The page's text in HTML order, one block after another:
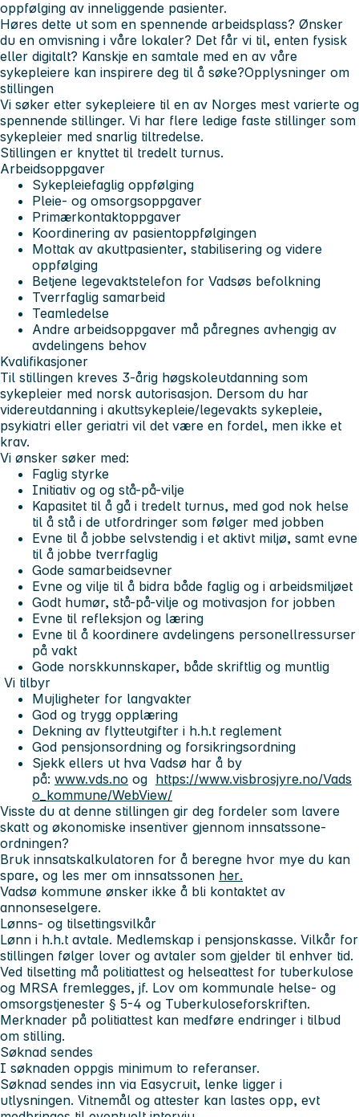
oppfølging av inneliggende pasienter.
Høres dette ut som en spennende arbeidsplass? Ønsker
du en omvisning i våre lokaler? Det får vi til, enten fysisk
eller digitalt? Kanskje en samtale med en av våre
sykepleiere kan inspirere deg til å søke?Opplysninger om
stillingen
Vi søker etter sykepleiere til en av Norges mest varierte og
spennende stillinger. Vi har flere ledige faste stillinger som
sykepleier med snarlig tiltredelse.
Stillingen er knyttet til tredelt turnus.
Arbeidsoppgaver
Sykepleiefaglig oppfølging
Pleie- og omsorgsoppgaver
Primærkontaktoppgaver
Koordinering av pasientoppfølgingen
Mottak av akuttpasienter, stabilisering og videre
oppfølging
Betjene legevaktstelefon for Vadsøs befolkning
Tverrfaglig samarbeid
Teamledelse
Andre arbeidsoppgaver må påregnes avhengig av
avdelingens behov
Kvalifikasjoner
Til stillingen kreves 3-årig høgskoleutdanning som
sykepleier med norsk autorisasjon. Dersom du har
videreutdanning i akuttsykepleie/legevakts sykepleie,
psykiatri eller geriatri vil det være en fordel, men ikke et
krav.
Vi ønsker søker med:
Faglig styrke
Initiativ og og stå-på-vilje
Kapasitet til å gå i tredelt turnus, med god nok helse
til å stå i de utfordringer som følger med jobben
Evne til å jobbe selvstendig i et aktivt miljø, samt evne
til å jobbe tverrfaglig
Gode samarbeidsevner
Evne og vilje til å bidra både faglig og i arbeidsmiljøet
Godt humør, stå-på-vilje og motivasjon for jobben
Evne til refleksjon og læring
Evne til å koordinere avdelingens personellressurser
på vakt
Gode norskkunnskaper, både skriftlig og muntlig
Vi tilbyr
Mujligheter for langvakter
God og trygg opplæring
Dekning av flytteutgifter i h.h.t reglement
God pensjonsordning og forsikringsordning
Sjekk ellers ut hva Vadsø har å by
på: www.vds.no og https://www.visbrosjyre.no/Vads
o_kommune/WebView/
Visste du at denne stillingen gir deg fordeler som lavere
skatt og økonomiske insentiver gjennom innsatssone-
ordningen?
Bruk innsatskalkulatoren for å beregne hvor mye du kan
spare, og les mer om innsatssonen her.
Vadsø kommune ønsker ikke å bli kontaktet av
annonseselgere.
Lønns- og tilsettingsvilkår
Lønn i h.h.t avtale. Medlemskap i pensjonskasse. Vilkår for
stillingen følger lover og avtaler som gjelder til enhver tid.
Ved tilsetting må politiattest og helseattest for tuberkulose
og MRSA fremlegges, jf. Lov om kommunale helse- og
omsorgstjenester § 5-4 og Tuberkuloseforskriften.
Merknader på politiattest kan medføre endringer i tilbud
om stilling.
Søknad sendes
I søknaden oppgis minimum to referanser.
Søknad sendes inn via Easycruit, lenke ligger i
utlysningen. Vitnemål og attester kan lastes opp, evt